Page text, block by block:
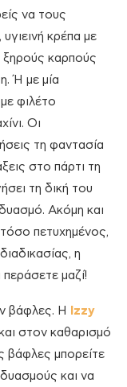
να τους
κρέπα με
ξηρούς καρπούς
Ή με μία
φιλέτο
Οι
τη φαντασία
στο πάρτι τη
τη δική του
Ακόμη και
πετυχημένος,
η
μαζί!
βάφλες. Η
Izzy
στον καθαρισμό
βάφλες μπορείτε
και να